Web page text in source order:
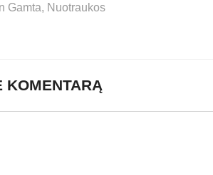
Gamta, Nuotraukos
KOMENTARĄ